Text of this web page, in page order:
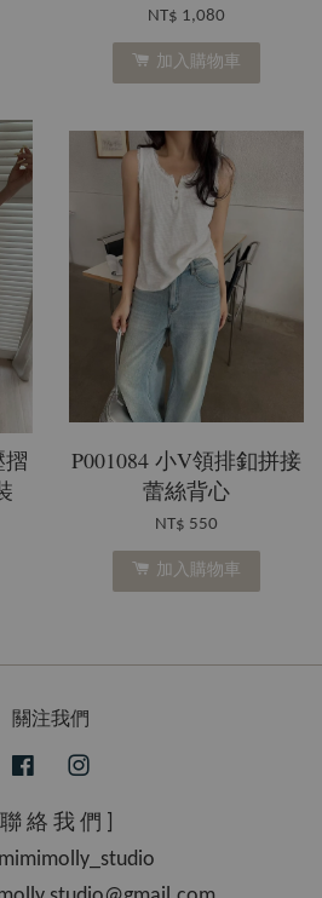
NT$ 1,080
加入購物車
P001084 小V領排釦拼接
蕾絲背心
NT$ 550
加入購物車
關注我們
Facebook
[ 聯 絡 我 們 ]